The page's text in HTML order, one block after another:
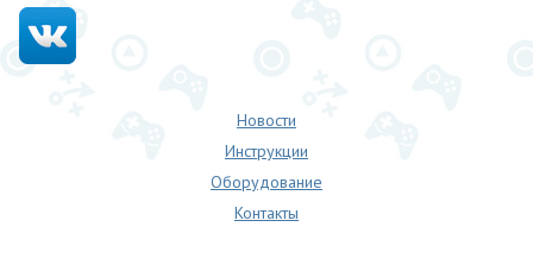
Новости
Инструкции
Оборудование
Контакты